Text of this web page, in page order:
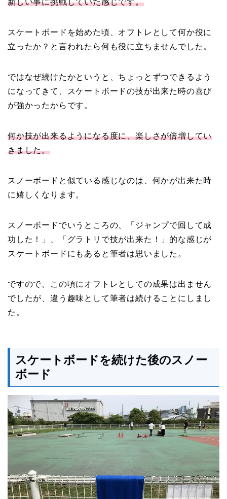
新しい事に挑戦していた感じです。
スケートボードを始めた頃、オフトレとして何か役に
立ったか？と言われたら何も役に立ちませんでした。
ではなぜ続けたかというと、ちょっとずつできるよう
になってきて、スケートボードの技が出来た時の喜び
が強かったからです。
何か技が出来るようになる度に、楽しさが倍増してい
きました。
スノーボードと似ている感じなのは、何かが出来た時
に嬉しくなります。
スノーボードでいうところの、「ジャンプで回して成
功した！」、「グラトリで技が出来た！」的な感じが
スケートボードにもあると筆者は思いました。
ですので、この頃にオフトレとしての成果は出ません
でしたが、違う趣味として筆者は続けることにしまし
た。
スケートボードを続けた後のスノー
ボード